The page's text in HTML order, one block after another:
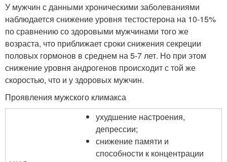
У мужчин с данными хроническими заболеваниями
наблюдается снижение уровня тестостерона на 10-15%
по сравнению со здоровыми мужчинами того же
возраста, что приближает сроки снижения секреции
половых гормонов в среднем на 5-7 лет. Но при этом
снижение уровня андрогенов происходит с той же
скоростью, что и у здоровых мужчин.
Проявления мужского климакса
ухудшение настроения,
депрессии;
снижение памяти и
способности к концентрации